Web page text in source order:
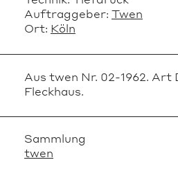
Auftraggeber: Twen
Ort: Köln
Aus twen Nr. 02-1962. Art
Fleckhaus.
Sammlung
twen